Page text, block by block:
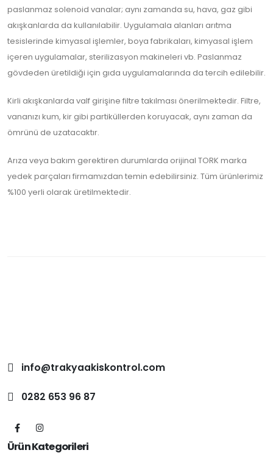
paslanmaz solenoid vanalar; aynı zamanda su, hava, gaz gibi
akışkanlarda da kullanılabilir. Uygulamala alanları arıtma
tesislerinde kimyasal işlemler, boya fabrikaları, kimyasal işlem
içeren uygulamalar, sterilizasyon makineleri vb. Paslanmaz
gövdeden üretildiği için gıda uygulamalarında da tercih edilebilir.
Kirli akışkanlarda valf girişine filtre takılması önerilmektedir. Filtre,
vananızı kum, kir gibi partiküllerden koruyacak, aynı zaman da
ömrünü de uzatacaktır.
Arıza veya bakım gerektiren durumlarda orijinal TORK marka
yedek parçaları firmamızdan temin edebilirsiniz. Tüm ürünlerimiz
%100 yerli olarak üretilmektedir.
info@trakyaakiskontrol.com
0282 653 96 87
Ürün Kategorileri